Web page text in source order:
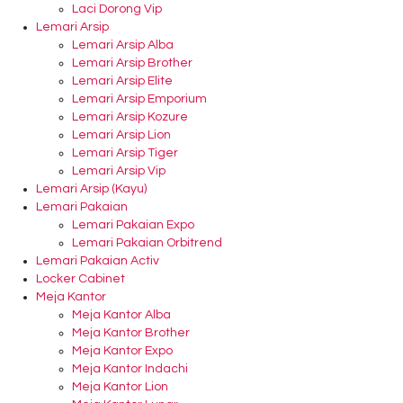
Laci Dorong Vip
Lemari Arsip
Lemari Arsip Alba
Lemari Arsip Brother
Lemari Arsip Elite
Lemari Arsip Emporium
Lemari Arsip Kozure
Lemari Arsip Lion
Lemari Arsip Tiger
Lemari Arsip Vip
Lemari Arsip (Kayu)
Lemari Pakaian
Lemari Pakaian Expo
Lemari Pakaian Orbitrend
Lemari Pakaian Activ
Locker Cabinet
Meja Kantor
Meja Kantor Alba
Meja Kantor Brother
Meja Kantor Expo
Meja Kantor Indachi
Meja Kantor Lion